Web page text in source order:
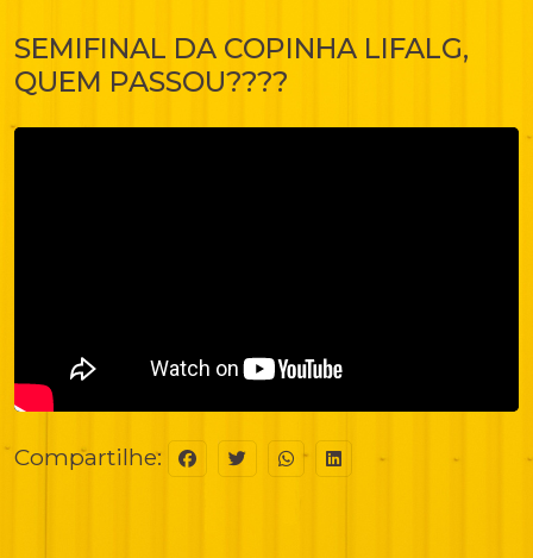
SEMIFINAL DA COPINHA LIFALG,
QUEM PASSOU????
Compartilhe: